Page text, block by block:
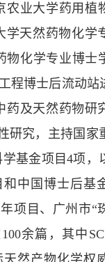
农业大学药用植
学天然药物化学
物化学专业博士
程博士后流动站
药及天然药物研
研究，主持国家
基金项目4项，
中国博士后基
项目、广州市“
100余篇，其中
然产物化学权